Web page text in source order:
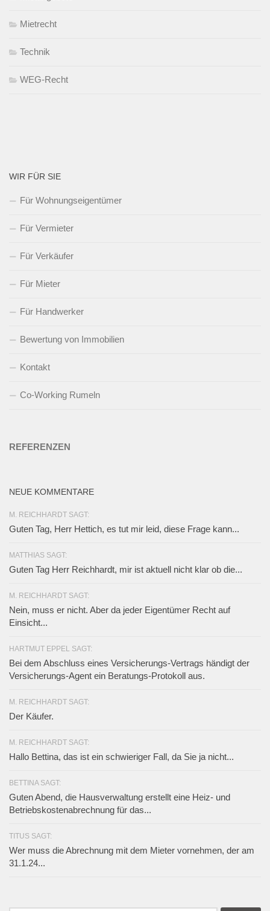
Mietrecht
Technik
WEG-Recht
WIR FÜR SIE
Für Wohnungseigentümer
Für Vermieter
Für Verkäufer
Für Mieter
Für Handwerker
Bewertung von Immobilien
Kontakt
Co-Working Rumeln
REFERENZEN
NEUE KOMMENTARE
M. REICHHARDT SAGT:
Guten Tag, Herr Hettich, es tut mir leid, diese Frage kann...
MATTHIAS SAGT:
Guten Tag Herr Reichhardt, mir ist aktuell nicht klar ob die...
M. REICHHARDT SAGT:
Nein, muss er nicht. Aber da jeder Eigentümer Recht auf
Einsicht...
HARTMUT EPPEL SAGT:
Bei dem Abschluss eines Versicherungs-Vertrags händigt der
Versicherungs-Agent ein Beratungs-Protokoll aus.
M. REICHHARDT SAGT:
Der Käufer.
M. REICHHARDT SAGT:
Hallo Bettina, das ist ein schwieriger Fall, da Sie ja nicht...
BETTINA SAGT:
Guten Abend, die Hausverwaltung erstellt eine Heiz- und
Betriebskostenabrechnung für das...
TITUS SAGT:
Wer muss die Abrechnung mit dem Mieter vornehmen, der am
31.1.24...